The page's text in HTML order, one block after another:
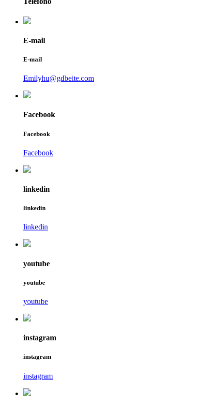
E-mail
E-mail
Emilyhu@gdbeite.com
Facebook
Facebook
Facebook
linkedin
linkedin
linkedin
youtube
youtube
youtube
instagram
instagram
instagram